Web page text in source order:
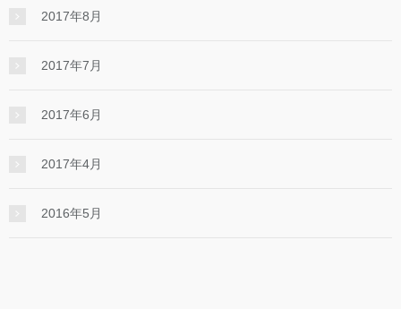
2017年8月
2017年7月
2017年6月
2017年4月
2016年5月